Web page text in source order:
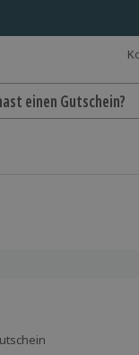
einen Gutschein?